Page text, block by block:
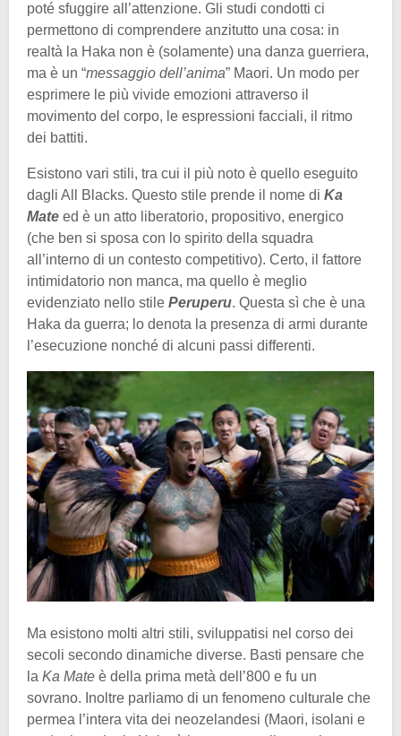
poté sfuggire all’attenzione. Gli studi condotti ci
permettono di comprendere anzitutto una cosa: in
realtà la Haka non è (solamente) una danza guerriera,
ma è un “messaggio dell’anima” Maori. Un modo per
esprimere le più vivide emozioni attraverso il
movimento del corpo, le espressioni facciali, il ritmo
dei battiti.
Esistono vari stili, tra cui il più noto è quello eseguito
dagli All Blacks. Questo stile prende il nome di Ka
Mate ed è un atto liberatorio, propositivo, energico
(che ben si sposa con lo spirito della squadra
all’interno di un contesto competitivo). Certo, il fattore
intimidatorio non manca, ma quello è meglio
evidenziato nello stile Peruperu. Questa sì che è una
Haka da guerra; lo denota la presenza di armi durante
l’esecuzione nonché di alcuni passi differenti.
Ma esistono molti altri stili, sviluppatisi nel corso dei
secoli secondo dinamiche diverse. Basti pensare che
la Ka Mate è della prima metà dell’800 e fu un
sovrano. Inoltre parliamo di un fenomeno culturale che
permea l’intera vita dei neozelandesi (Maori, isolani e